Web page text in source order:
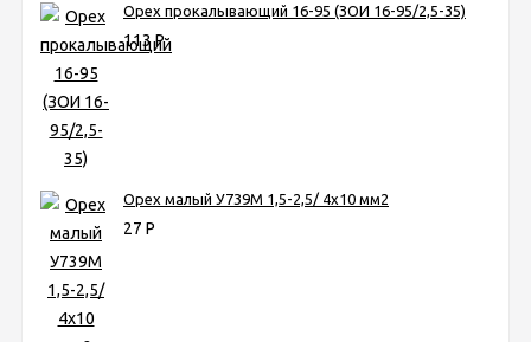
Орех прокалывающий 16-95 (ЗОИ 16-95/2,5-35)
113Р
Орех малый У739М 1,5-2,5/ 4x10 мм2
27 Р